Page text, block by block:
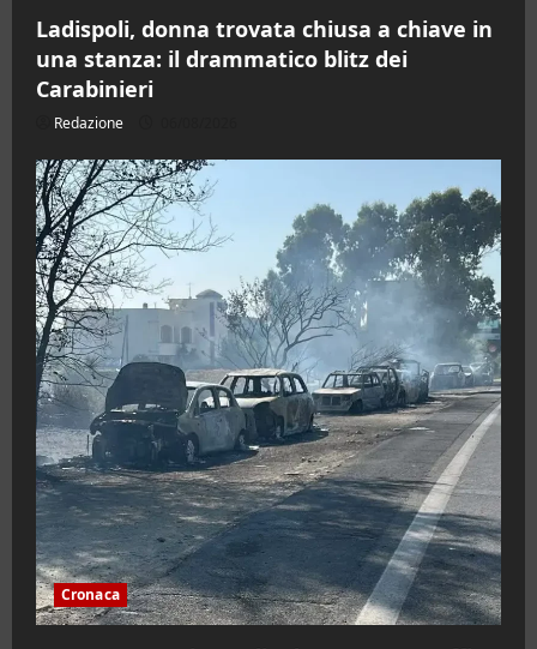
Ladispoli, donna trovata chiusa a chiave in
una stanza: il drammatico blitz dei
Carabinieri
Redazione
Cronaca